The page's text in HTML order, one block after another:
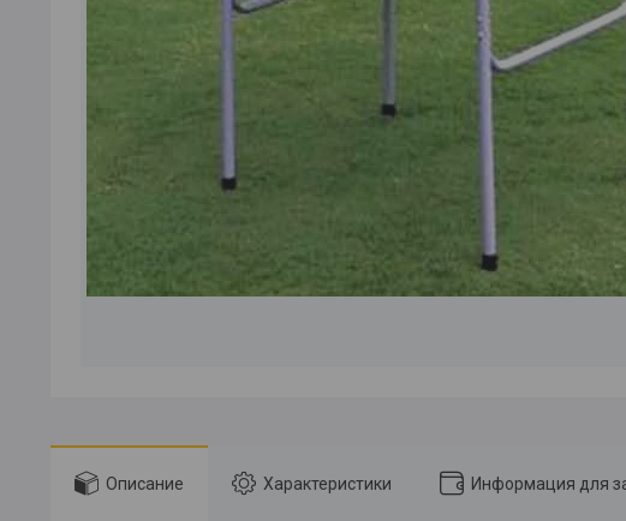
Описание Характеристики Информация для